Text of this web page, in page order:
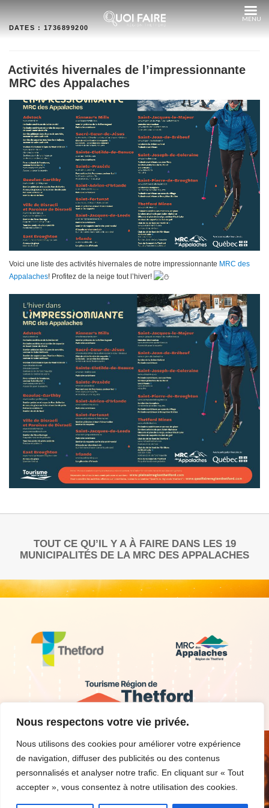
Nous respectons votre vie privée.
Nous utilisons des cookies pour améliorer votre expérience
de navigation, diffuser des publicités ou des contenus
personnalisés et analyser notre trafic. En cliquant sur « Tout
accepter », vous consentez à notre utilisation des cookies.
contenu
DATES : 1736899200
Activités hivernales de l’impressionnante
MRC des Appalaches
Voici une liste des activités hivernales de notre impressionnante MRC des
Appalaches! Profitez de la neige tout l’hiver!
TOUT CE QU’IL Y A À FAIRE DANS LES 19
MUNICIPALITÉS DE LA MRC DES APPALACHES
Nous contacter
Critères d’admissibilité